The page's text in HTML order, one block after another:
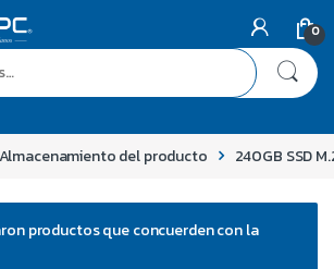
0
del producto 240GB SSD
productos que concuerden con la